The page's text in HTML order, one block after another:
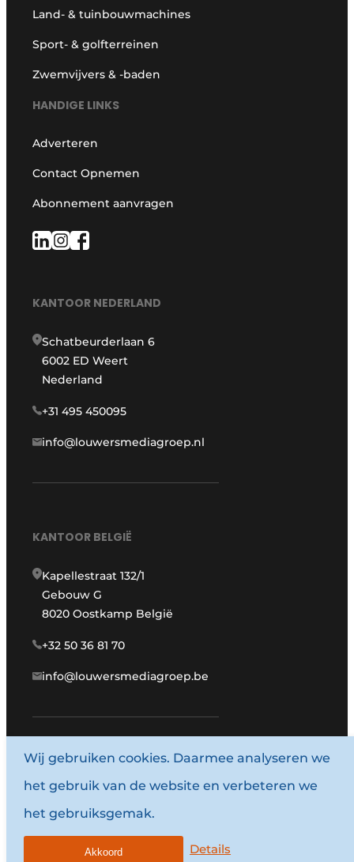
Land- & tuinbouwmachines
Sport- & golfterreinen
Zwemvijvers & -baden
HANDIGE LINKS
Adverteren
Contact Opnemen
Abonnement aanvragen
KANTOOR NEDERLAND
Schatbeurderlaan 6
6002 ED Weert
Nederland
+31 495 450095
info@louwersmediagroep.nl
KANTOOR BELGIË
Kapellestraat 132/1
Gebouw G
8020 Oostkamp België
+32 50 36 81 70
info@louwersmediagroep.be
www.louwersmediagroep.com
© 1987 - 2026 Louwersmediagroep.
Algemene voorwaarden
Wij gebruiken cookies. Daarmee analyseren we
het gebruik van de website en verbeteren we
het gebruiksgemak.
Details
Akkoord